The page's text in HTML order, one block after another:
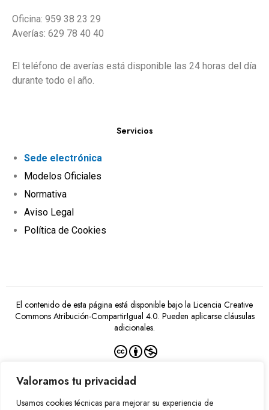
Valoramos tu privacidad
Usamos cookies técnicas para mejorar su experiencia de
Oficina: 959 38 23 29
Averías: 629 78 40 40
El teléfono de averías está disponible las 24 horas del día
durante todo el año.
Servicios
Sede electrónica
Modelos Oficiales
Normativa
Aviso Legal
Política de Cookies
El contenido de esta página está disponible bajo la Licencia Creative
Commons Atribución-CompartirIgual 4.0. Pueden aplicarse cláusulas
adicionales.
Financiado por la Unión Europea –